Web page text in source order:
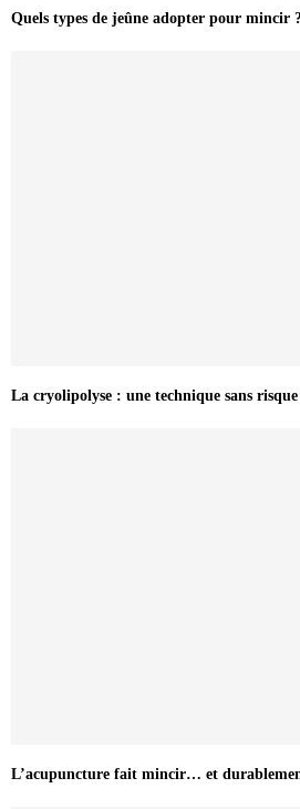
Quels types de jeûne adopter pour mincir
La cryolipolyse : une technique sans
L’acupuncture fait mincir… et